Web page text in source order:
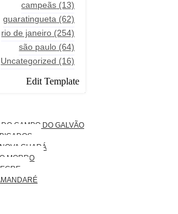
campeãs (13)
guaratingueta (62)
rio de janeiro (254)
são paulo (64)
Uncategorized (16)
Edit Template
CAMPO DO GALVÃO
GUARÁ
MORRO